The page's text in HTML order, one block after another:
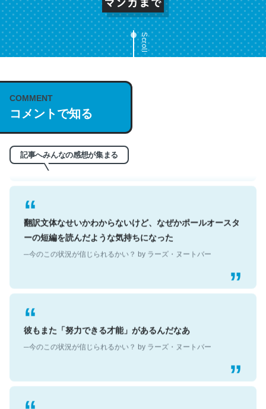
Scroll
COMMENT
コメントで知る
記事へみんなの感想が集まる
これは名文。彼はとてもクレバーなんだろうなと凄く思
う。英語少しでも読める人は原文もお勧め。自分はこの流
翻訳文体なせいかわからないけど、なぜかポールオースタ
ーの短編を読んだような気持ちになった
彼もまた「努力できる才能」があるんだなあ